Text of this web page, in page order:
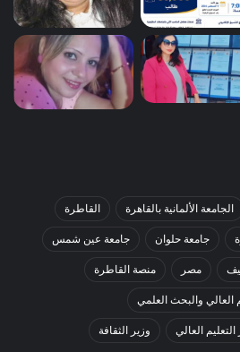
الجامعة الألمانية بالقاهرة القاطرة
جامعة حلوان جامعة عين شمس
مصر منصة القاطرة
العالي والبحث العلمي
التعليم العالي وزير الثقافة